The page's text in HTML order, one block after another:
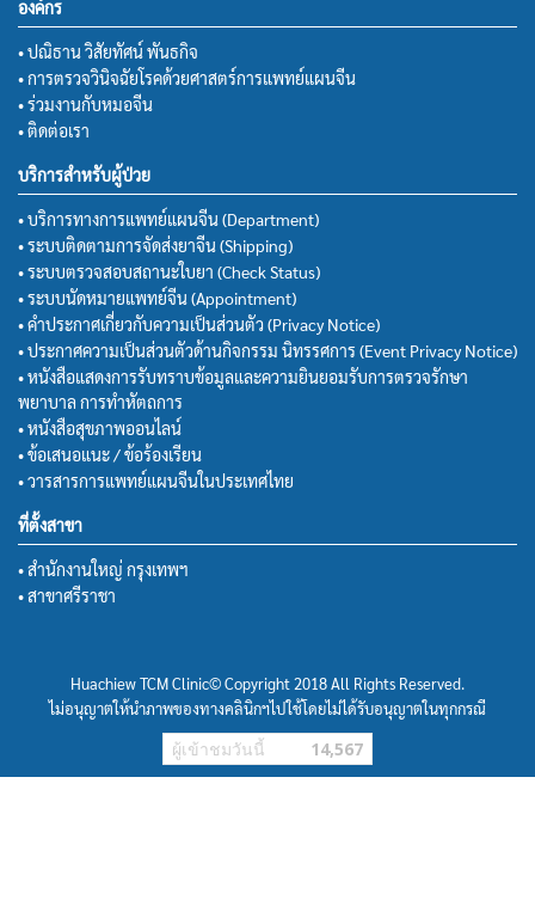
องค์กร
• ปณิธาน วิสัยทัศน์ พันธกิจ
• การตรวจวินิจฉัยโรคด้วยศาสตร์การแพทย์แผนจีน
• ร่วมงานกับหมอจีน
• ติดต่อเรา
บริการสำหรับผู้ป่วย
• บริการทางการแพทย์แผนจีน (Department)
• ระบบติดตามการจัดส่งยาจีน (Shipping)
• ระบบตรวจสอบสถานะใบยา (Check Status)
• ระบบนัดหมายแพทย์จีน (Appointment)
• คำประกาศเกี่ยวกับความเป็นส่วนตัว (Privacy Notice)
• ประกาศความเป็นส่วนตัวด้านกิจกรรม นิทรรศการ (Event Privacy Notice)
• หนังสือแสดงการรับทราบข้อมูลและความยินยอมรับการตรวจรักษา
พยาบาล การทำหัตถการ
• หนังสือสุขภาพออนไลน์
• ข้อเสนอแนะ / ข้อร้องเรียน
• วารสารการแพทย์แผนจีนในประเทศไทย
ที่ตั้งสาขา
• สำนักงานใหญ่ กรุงเทพฯ
• สาขาศรีราชา
Huachiew TCM Clinic© Copyright 2018 All Rights Reserved.
ไม่อนุญาตให้นำภาพของทางคลินิกฯไปใช้โดยไม่ได้รับอนุญาตในทุกกรณี
ผู้เข้าชมวันนี้ 14,567